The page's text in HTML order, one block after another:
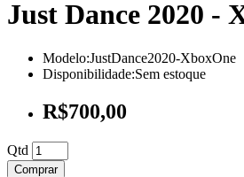
Just Dance 2020 -
Modelo:JustDance2020-XboxOne
Disponibilidade:Sem estoque
R$700,00
Qtd
Comprar